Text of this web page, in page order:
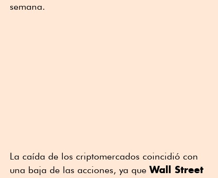
semana.
La caída de los criptomercados coincidió con
una baja de las acciones, ya queWall Street